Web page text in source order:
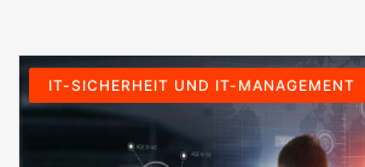
IT-SICHERHEIT UND IT-MANAGEMENT